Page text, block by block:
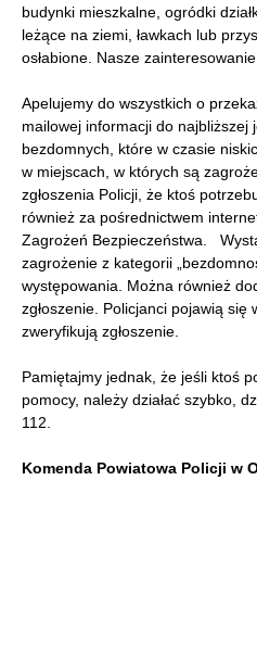
budynki mieszkalne, ogródki
leżące na ziemi, ławkach lub
osłabione. Nasze
Apelujemy do wszystkich o
mailowej informacji do
bezdomnych, które w czasie
w miejscach, w których są
zgłoszenia Policji, że ktoś
również za pośrednictwem
Zagrożeń Bezpieczeństwa.
zagrożenie z kategorii
występowania. Można również
zgłoszenie. Policjanci pojawią się
zweryfikują zgłoszenie.
Pamiętajmy jednak, że jeśli ktoś
pomocy, należy działać szybko,
112.
Komenda Powiatowa Policji w